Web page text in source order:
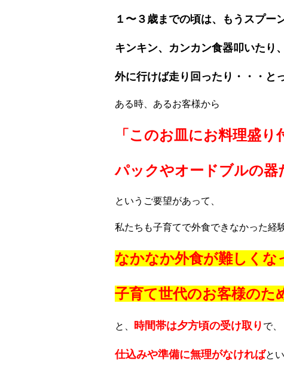
１〜３歳までの頃は、もうスプー
キンキン、カンカン食器叩いたり、
外に行けば走り回ったり・・・と
ある時、あるお客様から
「このお皿にお料理盛り
パックやオードブルの器
というご要望があって、
私たちも子育てで外食できなかった経
なかなか外食が難しくな
子育て世代のお客様のた
と、 時間帯は夕方頃の受け取り で、
仕込みや準備に無理がなければと